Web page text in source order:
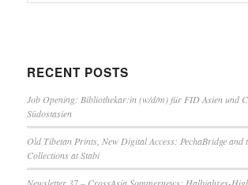
RECENT POSTS
Job Opening: Bibliothekar:in (w/d/m) für FID Asien und
Südostasien
Old Tibetan Prints, New Digital Access: PechaBridge and
Collections at Stabi
Newsletter 37 – CrossAsia Sommernews: Halbjahres-